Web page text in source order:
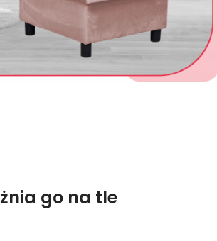
go na tle